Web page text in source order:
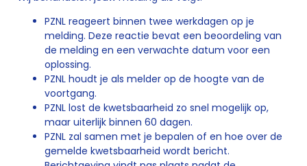
PZNL reageert binnen twee werkdagen op je
melding. Deze reactie bevat een beoordeling van
de melding en een verwachte datum voor een
oplossing.
PZNL houdt je als melder op de hoogte van de
voortgang.
PZNL lost de kwetsbaarheid zo snel mogelijk op,
maar uiterlijk binnen 60 dagen.
PZNL zal samen met je bepalen of en hoe over de
gemelde kwetsbaarheid wordt bericht.